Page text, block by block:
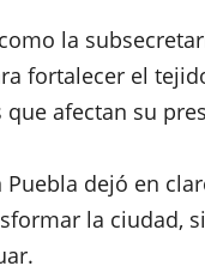
la
fortalecer el
afectan su
dejó en
la ciudad,